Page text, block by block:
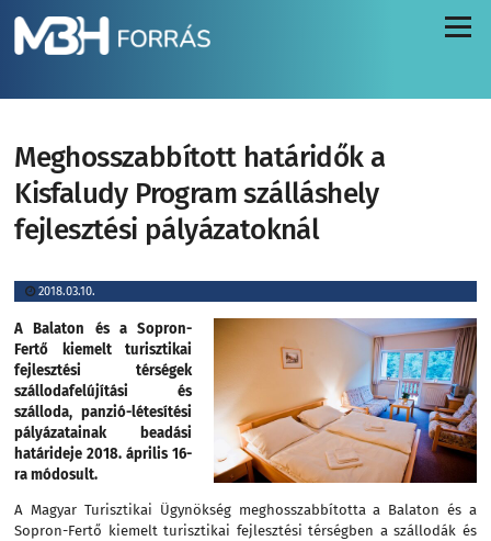
Menü
Meghosszabbított határidők a
Kisfaludy Program szálláshely
fejlesztési pályázatoknál
2018.03.10.
A Balaton és a Sopron-
Fertő kiemelt turisztikai
fejlesztési térségek
szállodafelújítási és
szálloda, panzió-létesítési
pályázatainak beadási
határideje 2018. április 16-
ra módosult.
A Magyar Turisztikai Ügynökség meghosszabbította a Balaton és a
Sopron-Fertő kiemelt turisztikai fejlesztési térségben a szállodák és